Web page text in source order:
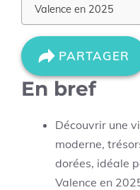
Valence en 2025
PARTAGER
En bref
Découvrir une
moderne,
dorées, idéale
Valence en